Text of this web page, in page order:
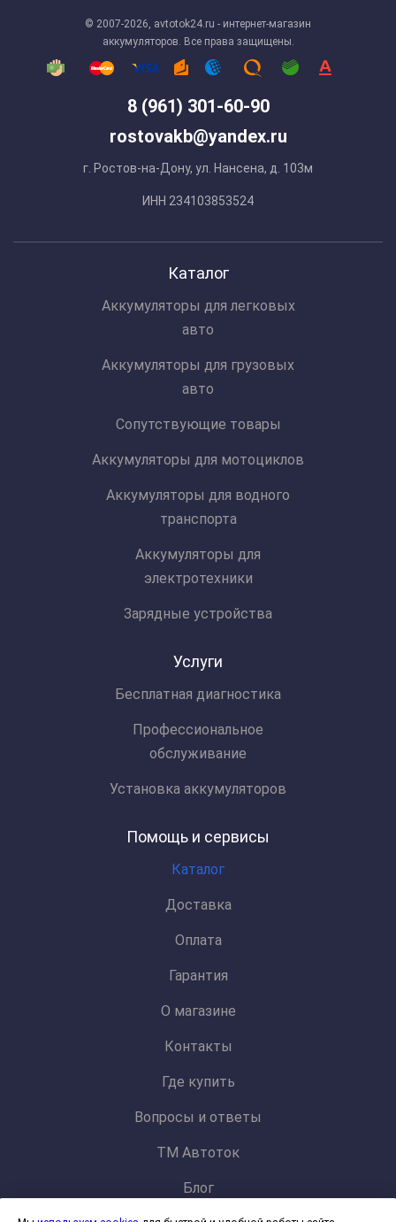
8 (961) 301-60-90
rostovakb@yandex.ru
г. Ростов-на-Дону, ул. Нансена, д. 103м
ИНН 234103853524
© 2007-2026, avtotok24.ru - интернет-магазин
аккумуляторов. Все права защищены.
Каталог
Аккумуляторы для легковых
авто
Аккумуляторы для грузовых
авто
Сопутствующие товары
Аккумуляторы для мотоциклов
Аккумуляторы для водного
транспорта
Аккумуляторы для
электротехники
Зарядные устройства
Услуги
Бесплатная диагностика
Профессиональное
обслуживание
Установка аккумуляторов
Помощь и сервисы
Каталог
Доставка
Оплата
Гарантия
О магазине
Контакты
Где купить
Вопросы и ответы
ТМ Автоток
Блог